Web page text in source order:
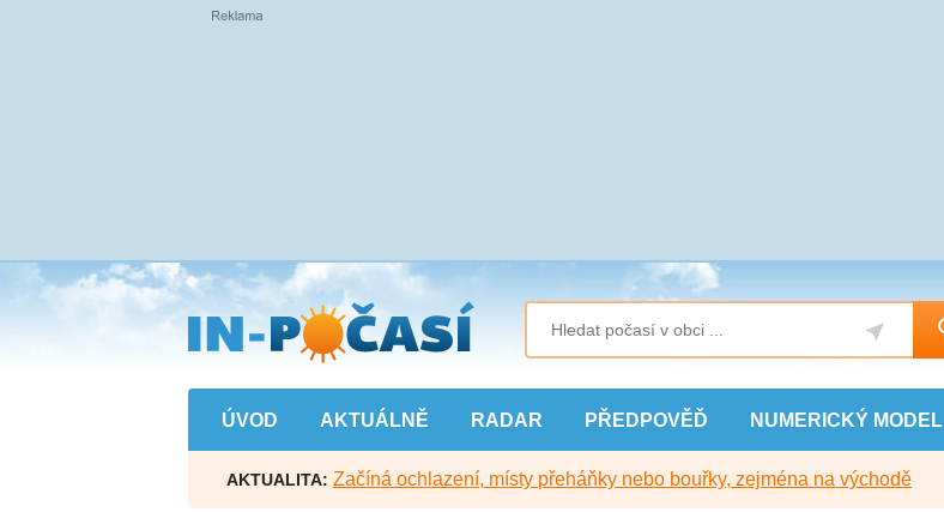
Přejít
na
hlavní
obsah
ÚVOD AKTUÁLNĚ RADAR PŘEDPOVĚĎ NUMERICKÝ MODEL
AKTUALITA: Začíná ochlazení, místy přeháňky nebo bouřky, zejména na východě